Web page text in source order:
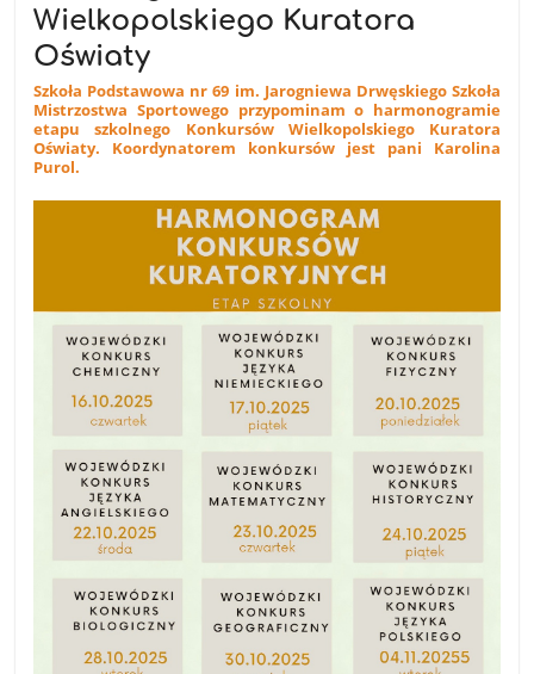
Wielkopolskiego Kuratora
Oświaty
Szkoła Podstawowa nr 69 im. Jarogniewa Drwęskiego Szkoła
Mistrzostwa Sportowego przypominam o harmonogramie
etapu szkolnego Konkursów Wielkopolskiego Kuratora
Oświaty. Koordynatorem konkursów jest pani Karolina
Purol.